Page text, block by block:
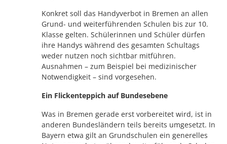
Konkret soll das Handyverbot in Bremen an allen
Grund- und weiterführenden Schulen bis zur 10.
Klasse gelten. Schülerinnen und Schüler dürfen
ihre Handys während des gesamten Schultags
weder nutzen noch sichtbar mitführen.
Ausnahmen – zum Beispiel bei medizinischer
Notwendigkeit – sind vorgesehen.
Ein Flickenteppich auf Bundesebene
Was in Bremen gerade erst vorbereitet wird, ist in
anderen Bundesländern teils bereits umgesetzt. In
Bayern etwa gilt an Grundschulen ein generelles